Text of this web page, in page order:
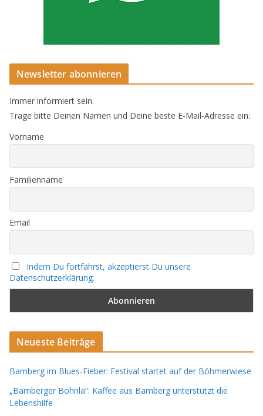
Newsletter abonnieren
Immer informiert sein.
Trage bitte Deinen Namen und Deine beste E-Mail-Adresse ein:
Vorname
Familienname
Email
Indem Du fortfährst, akzeptierst Du unsere
Datenschutzerklärung.
Neueste Beiträge
Bamberg im Blues-Fieber: Festival startet auf der Böhmerwiese
„Bamberger Böhnla“: Kaffee aus Bamberg unterstützt die
Lebenshilfe